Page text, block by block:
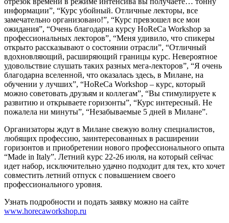
информации”, “Курс убойный. Отличные лекторы, все
замечательно организовано!”, “Курс превзошел все мои
ожидания”, “Очень благодарна курсу HoReCa Workshop за
профессиональных лекторов”, “Меня удивило, что спикеры
открыто рассказывают о состоянии отрасли”, “Отличный
вдохновляющий, расширяющий границы курс. Невероятное
удовольствие слушать таких разных мега-лекторов”, “Я очень
благодарна вселенной, что оказалась здесь, в Милане, на
обучении у лучших”, “HoReCa Workshop – курс, который
можно советовать друзьям и коллегам”, “Вы стимулируете к
развитию и открываете горизонты”, “Курс интересный. Не
пожалела ни минуты”, “Незабываемые 5 дней в Милане”.
Организаторы ждут в Милане свежую волну специалистов,
любящих профессию, заинтересованных в расширении
горизонтов и приобретении нового профессионального опыта
“Made in Italy”. Летний курс 22-26 июля, на который сейчас
идет набор, исключительно удачно подходит для тех, кто хочет
совместить летний отпуск с повышением своего
профессионального уровня.
Узнать подробности и подать заявку можно на сайте
www.horecaworkshop.ru